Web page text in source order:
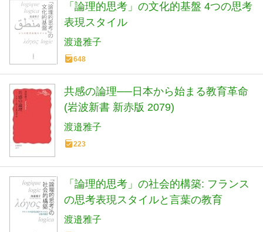
「論理的思考」の文化的基盤 4つの思考
表現スタイル
渡邉雅子
648
共感の論理──日本から始まる教育革命
(岩波新書 新赤版 2079)
渡邉雅子
223
「論理的思考」の社会的構築: フランス
の思考表現スタイルと言葉の教育
渡邉雅子